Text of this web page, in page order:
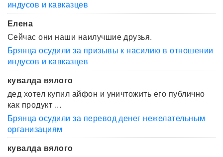
индусов и кавказцев
Елена
Сейчас они наши наилучшие друзья.
Брянца осудили за призывы к насилию в отношении
индусов и кавказцев
кувалда вялого
дед хотел купил айфон и уничтожить его публично
как продукт ...
Брянца осудили за перевод денег нежелательным
организациям
кувалда вялого